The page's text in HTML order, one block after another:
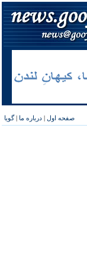
صفحه اول | درباره ما |گویا